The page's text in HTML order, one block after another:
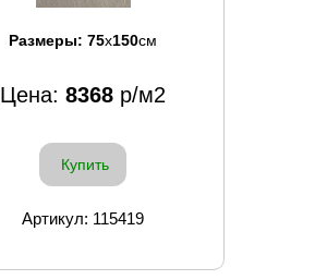
Размеры: 75x150см
Цена: 8368 р/м2
Купить
Артикул: 115419